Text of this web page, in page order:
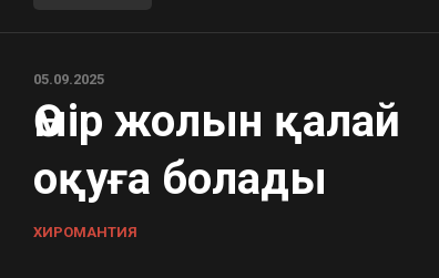
05.09.2025
Өмір жолын қалай
оқуға болады
ХИРОМАНТИЯ